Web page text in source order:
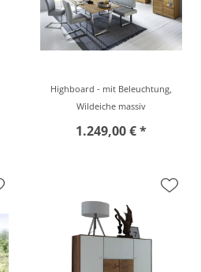
Highboard - mit Beleuchtung,
Wildeiche massiv
1.249,00 € *